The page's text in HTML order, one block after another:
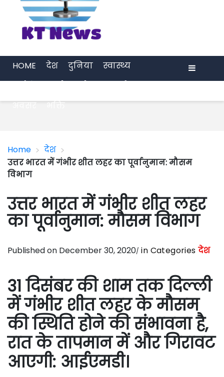
HOME देश दुनिया
स्वास्थ्य
अवसर
भक्ति
Home > देश >
उत्तर भारत में गंभीर शीत लहर का पूर्वानुमान: मौसम
विभाग
उत्तर भारत में गंभीर शीत लहर
का पूर्वानुमान: मौसम विभाग
Published on December 30, 2020 in Categories देश
31 दिसंबर की शाम तक दिल्ली
में गंभीर शीत लहर के मौसम
की स्थिति होने की संभावना है,
रात के तापमान में और गिरावट
आएगी: आईएमडी।